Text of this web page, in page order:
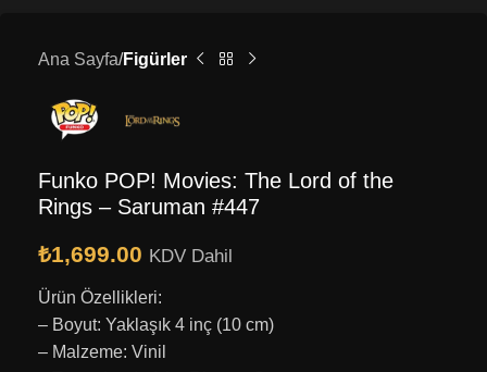
Ana Sayfa Figürler
Funko POP! Movies: The Lord of the
Rings – Saruman #447
₺1,699.00 KDV Dahil
Ürün Özellikleri:
– Boyut: Yaklaşık 4 inç (10 cm)
– Malzeme: Vinil